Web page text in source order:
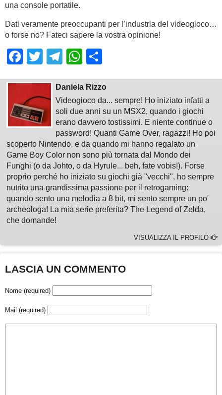
una console portatile.
Dati veramente preoccupanti per l’industria del videogioco…
o forse no? Fateci sapere la vostra opinione!
Facebook
TwitterTelegram
WhatsApp
Daniela Rizzo
Videogioco da... sempre! Ho iniziato infatti a
soli due anni su un MSX2, quando i giochi
erano davvero tostissimi. E niente continue o
password! Quanti Game Over, ragazzi! Ho poi
scoperto Nintendo, e da quando mi hanno regalato un
Game Boy Color non sono più tornata dal Mondo dei
Funghi (o da Johto, o da Hyrule... beh, fate vobis!). Forse
proprio perché ho iniziato su giochi già "vecchi", ho sempre
nutrito una grandissima passione per il retrogaming:
quando sento una melodia a 8 bit, mi sento sempre un po'
archeologa! La mia serie preferita? The Legend of Zelda,
che domande!
VISUALIZZA IL PROFILO
LASCIA UN COMMENTO
Nome (required)
Mail (required)